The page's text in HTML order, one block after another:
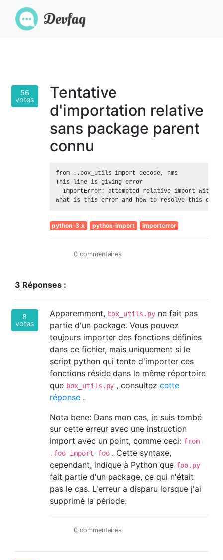
56
votes
Tentative
d'importation relative
sans package parent
connu
from ..box_utils import decode, nms
This line is giving error
ImportError: attempted relative import with
What is this error and how to resolve this
python-3.x python-import importerror
0 commentaires
3 Réponses :
8
votes
Apparemment, box_utils.pyne fait pas
partie d'un package. Vous pouvez
toujours importer des fonctions définies
dans ce fichier, mais uniquement si le
script python qui tente d'importer ces
fonctions réside dans le même répertoire
que box_utils.py, consultez cette
réponse.
Nota bene: Dans mon cas, je suis tombé
sur cette erreur avec une instruction
import avec un point, comme ceci: from
.foo import foo. Cette syntaxe,
cependant, indique à Python que foo.py
fait partie d'un package, ce qui n'était
pas le cas. L'erreur a disparu lorsque j'ai
supprimé la période.
0 commentaires